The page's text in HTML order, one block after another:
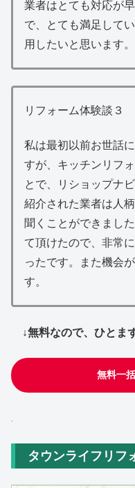
業者はとても対応が
で、とても満足して
用したいと思います。
リフォーム体験談３
私は最初以前お世話
すが、キッチンリフ
とで、リショップナ
紹介された業者は人
聞くことができまし
て頂けたので、非常
ったです。また機会
す。
↓無料なので、ひとま
無料一
タウンライフリフ